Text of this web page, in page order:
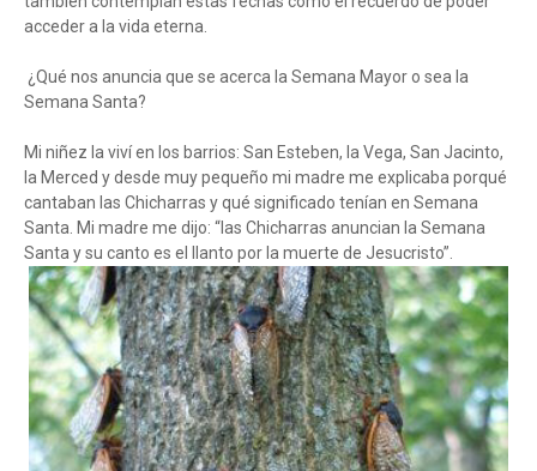
acceder a la vida eterna.
¿Qué nos anuncia que se acerca la Semana Mayor o sea la
Semana Santa?
Mi niñez la viví en los barrios: San Esteben, la Vega, San Jacinto,
la Merced y desde muy pequeño mi madre me explicaba porqué
cantaban las Chicharras y qué significado tenían en Semana
Santa. Mi madre me dijo: “las Chicharras anuncian la Semana
Santa y su canto es el llanto por la muerte de Jesucristo”.